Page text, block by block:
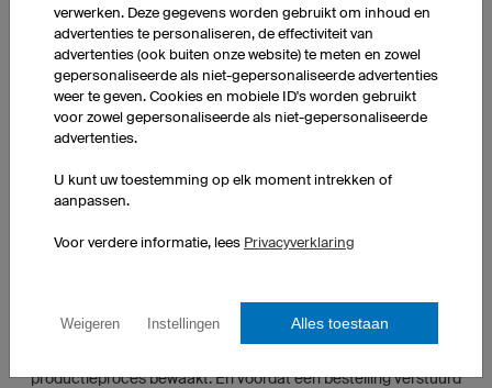
GECONTROLEERDE KWALITEIT
productieproces bewaakt. En voordat een bestelling verstuurd
verwerken. Deze gegevens worden gebruikt om inhoud en
advertenties te personaliseren, de effectiviteit van
advertenties (ook buiten onze website) te meten en zowel
gepersonaliseerde als niet-gepersonaliseerde advertenties
weer te geven. Cookies en mobiele ID's worden gebruikt
voor zowel gepersonaliseerde als niet-gepersonaliseerde
advertenties.
U kunt uw toestemming op elk moment intrekken of
aanpassen.
Voor verdere informatie, lees Privacyverklaring
Weigeren Instellingen Alles toestaan